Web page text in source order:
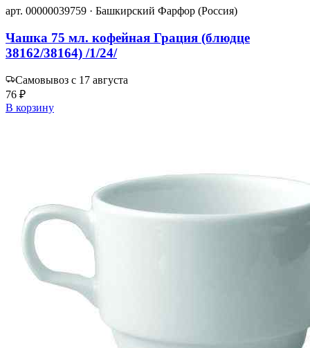
арт. 00000039759 · Башкирский Фарфор (Россия)
Чашка 75 мл. кофейная Грация (блюдце
38162/38164) /1/24/
Самовывоз с 17 августа
76 ₽
В корзину